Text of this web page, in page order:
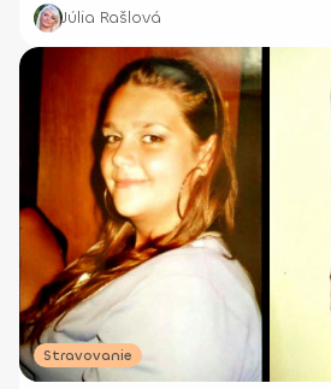
Júlia Rašlová
Stravovanie